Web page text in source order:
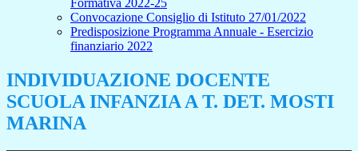
Formativa 2022-25
Convocazione Consiglio di Istituto 27/01/2022
Predisposizione Programma Annuale - Esercizio
finanziario 2022
INDIVIDUAZIONE DOCENTE
SCUOLA INFANZIA A T. DET. MOSTI
MARINA